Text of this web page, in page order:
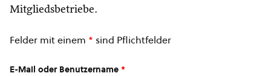
Mitgliedsbetriebe.
Felder mit einem * sind Pflichtfelder
E-Mail oder Benutzername *